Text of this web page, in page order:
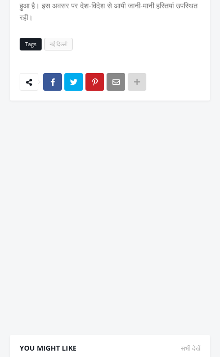
हुआ है। इस अवसर पर देश-विदेश से आयी जानी-मानी हस्तियां उपस्थित
रही।
Tags नई दिल्ली
YOU MIGHT LIKE सभी देखें